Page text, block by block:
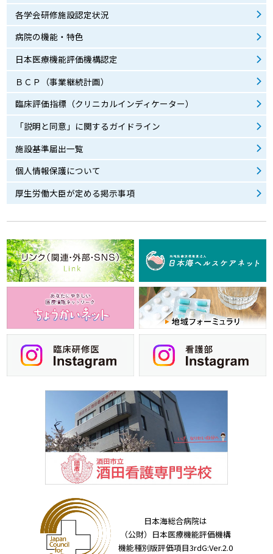
各学会研修施設認定状況
病院の機能・特色
日本医療機能評価機構認定
ＢＣＰ（事業継続計画）
臨床評価指標（クリニカルインディケーター）
「説明と同意」に関するガイドライン
施設基準届出一覧
個人情報保護について
厚生労働大臣が定める掲示事項
日本海総合病院は
（公財）日本医療機能評価機構
機能種別版評価項目3rdG:Ver.2.0